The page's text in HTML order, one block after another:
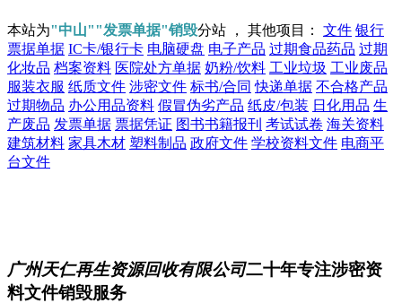
本站为"中山""发票单据"销毁分站 ， 其他项目： 文件 银行
票据单据 IC卡/银行卡 电脑硬盘 电子产品 过期食品药品 过期
化妆品 档案资料 医院处方单据 奶粉/饮料 工业垃圾 工业废品
服装衣服 纸质文件 涉密文件 标书/合同 快递单据 不合格产品
过期物品 办公用品资料 假冒伪劣产品 纸皮/包装 日化用品 生
产废品 发票单据 票据凭证 图书书籍报刊 考试试卷 海关资料
建筑材料 家具木材 塑料制品 政府文件 学校资料文件 电商平
台文件
广州天仁再生资源回收有限公司二十年专注涉密资
料文件销毁服务